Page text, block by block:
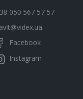
050 567 57 57
Facebook
Instagram